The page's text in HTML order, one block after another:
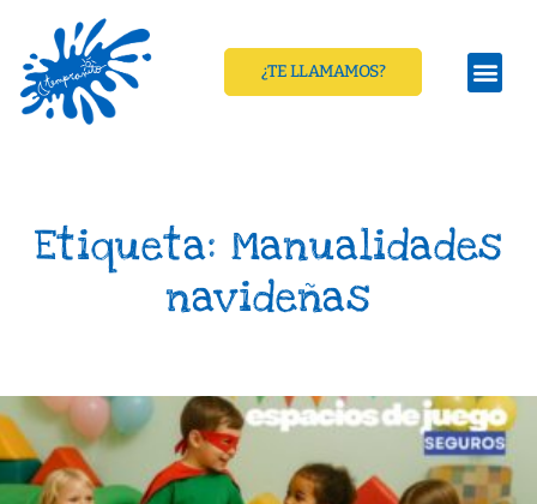
¿TE LLAMAMOS?
Etiqueta: Manualidades
navideñas